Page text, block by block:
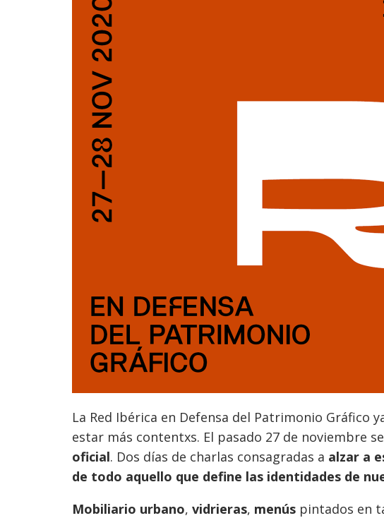
La Red Ibérica en Defensa del Patrimonio Gráfico
estar más contentxs. El pasado 27 de noviembre se
oficial. Dos días de charlas consagradas a alzar a
de todo aquello que define las identidades de
Mobiliario urbano, vidrieras, menús pintados en